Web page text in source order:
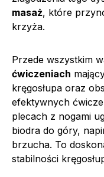
masaż, które
krzyża.
Przede wszystkim
ćwiczeniach
kręgosłupa oraz
efektywnych
plecach z nogami
biodra do góry,
brzucha. To
stabilności